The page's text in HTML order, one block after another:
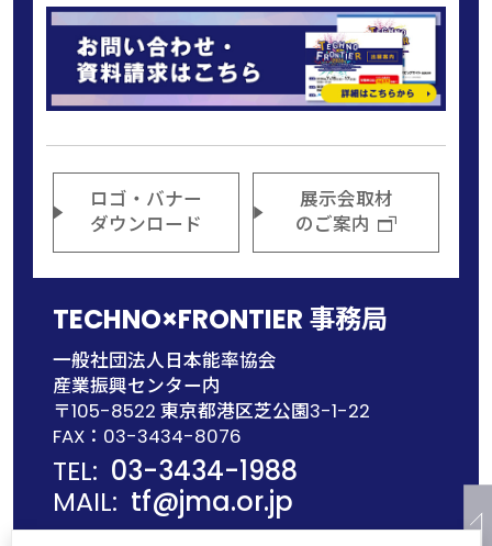
ロゴ・バナー
ダウンロード
展示会取材
のご案内
TECHNO×FRONTIER 事務局
一般社団法人日本能率協会
産業振興センター内
〒105-8522 東京都港区芝公園3-1-22
FAX：03-3434-8076
TEL: 03-3434-1988
MAIL: tf@jma.or.jp